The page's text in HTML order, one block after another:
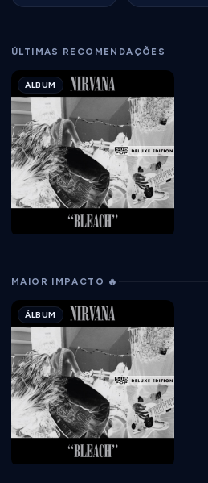
ÚLTIMAS RECOMENDAÇÕES
ÁLBUM
MAIOR IMPACTO 🔥
ÁLBUM